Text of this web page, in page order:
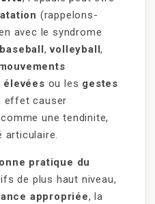
(rappelons-
avec le syndrome
baseball,volleyball,
élevées ou les gestes
effet causer
une tendinite,
articulaire.
pratique du
de plus haut niveau,
appropriée, la